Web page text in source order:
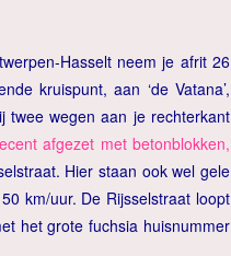
Hasselt neem je afrit 26
kruispunt, aan ‘de Vatana’,
twee wegen aan je rechterkant
afgezet met betonblokken,
Hier staan ook wel gele
km/uur. De Rijsselstraat loopt
het grote fuchsia huisnummer